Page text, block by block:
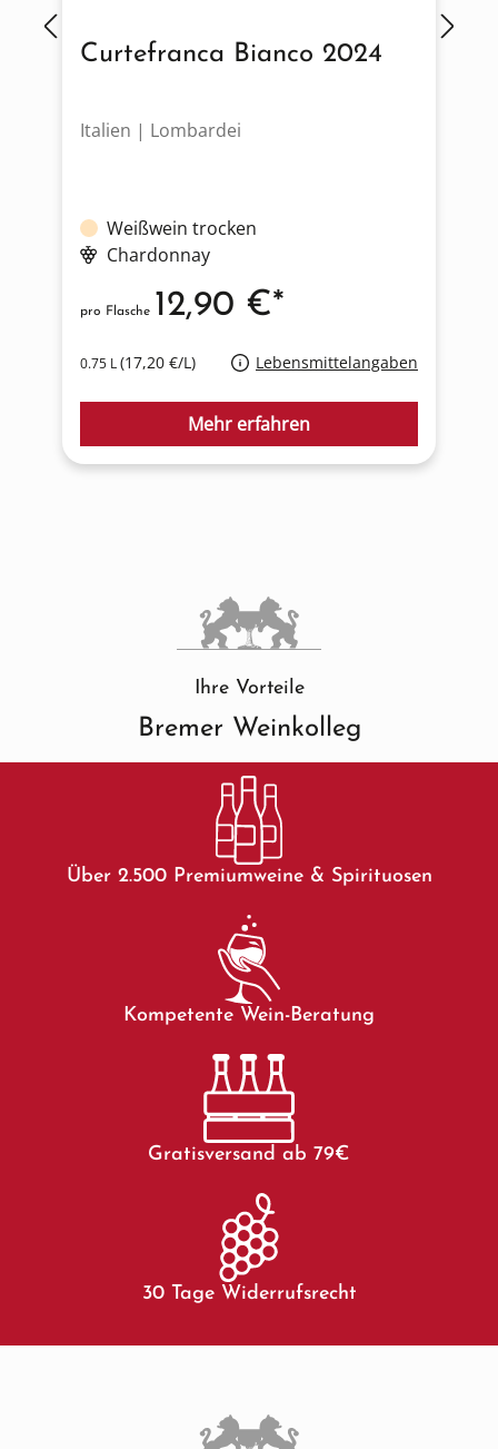
Curtefranca Bianco 2024
Italien | Lombardei
Weißwein trocken
Chardonnay
0.75 L(17,20 €/L) Lebensmittelangaben
pro Flasche 12,90 €*
Mehr erfahren
Ihre Vorteile
Bremer Weinkolleg
Über 2.500 Premiumweine & Spirituosen
Kompetente Wein-Beratung
Gratisversand ab 79€
30 Tage Widerrufsrecht